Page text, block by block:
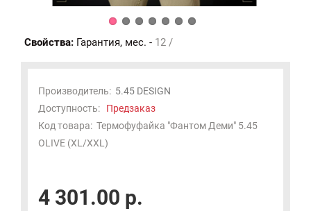
Свойства: Гарантия, мес. - 12 /
Производитель: 5.45 DESIGN
Доступность: Предзаказ
Код товара: Термофуфайка "Фантом Деми" 5.45
OLIVE (XL/XXL)
4 301.00 р.